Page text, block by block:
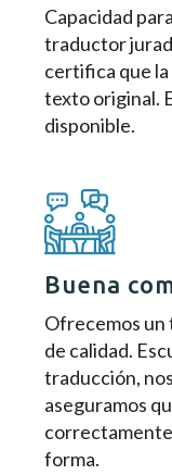
Capacidad
traductor
certifica que
texto original.
disponible.
Buena
Ofrecemos un
de calidad.
traducción,
aseguramos
forma.